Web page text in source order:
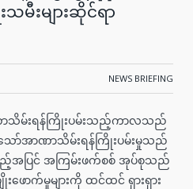
မီးများဆိုင်ရာ
NEWS BRIEFING
သိမ်းရန်ကြိုးပမ်းသည့်ကာလသည်
ော်အာဏာသိမ်းရန်ကြိုးပမ်းမှုသည်
အပြင် အကြမ်းဖက်စစ် အုပ်စုသည်
ောက်မှုများကို ထင်ထင် ရှားရှား